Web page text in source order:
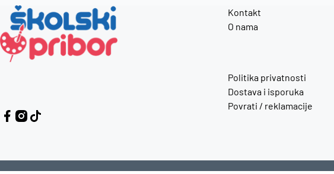
Kontakt
O nama
Politika privatnosti
Dostava i isporuka
Povrati / reklamacije